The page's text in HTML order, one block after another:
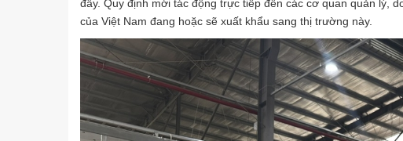
đây. Quy định mới tác động trực tiếp đến các cơ quan quản lý,
của Việt Nam đang hoặc sẽ xuất khẩu sang thị trường này.